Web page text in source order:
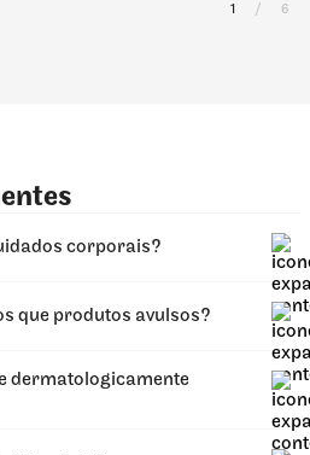
1 / 6
corporais?
que produtos avulsos?
dermatologicamente